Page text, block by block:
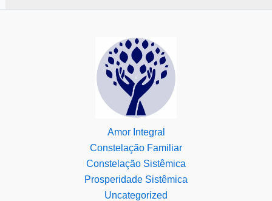
Amor Integral
Constelação Familiar
Constelação Sistêmica
Prosperidade Sistêmica
Uncategorized